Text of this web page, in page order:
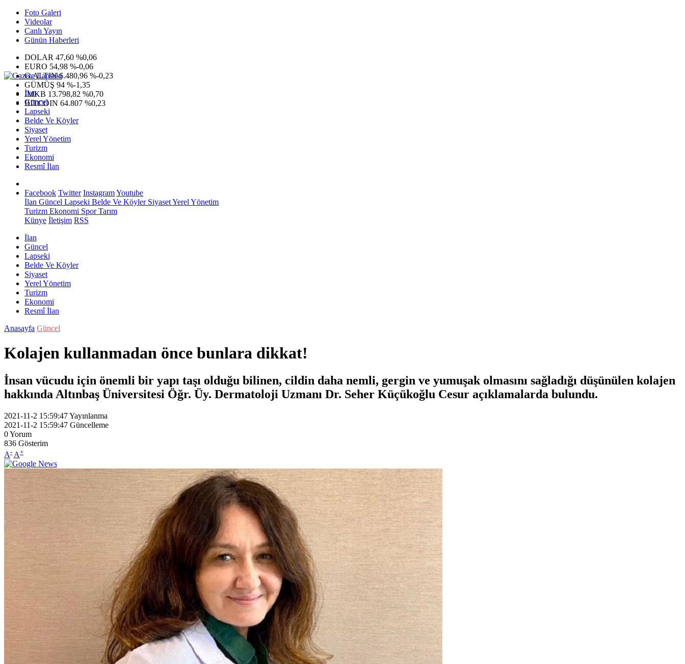
Foto Galeri
Videolar
Canlı Yayın
Günün Haberleri
DOLAR 47,60 %0,06
EURO 54,98 %-0,06
G.ALTIN6.480,96 %-0,23
GÜMÜŞ 94 %-1,35
IMKB 13.798,82 %0,70
BITCOIN 64.807 %0,23
İlan
Güncel
Lapseki
Belde Ve Köyler
Siyaset
Yerel Yönetim
Turizm
Ekonomi
Resmî İlan
Facebook Twitter InstagramYoutube
İlan Güncel Lapseki Belde Ve KöylerSiyasetYerel Yönetim
Turizm Ekonomi SporTarım
Künye İletişim RSS
İlan
Güncel
Lapseki
Belde Ve Köyler
Siyaset
Yerel Yönetim
Turizm
Ekonomi
Resmî İlan
Anasayfa Güncel
Kolajen kullanmadan önce bunlara dikkat!
İnsan vücudu için önemli bir yapı taşı olduğu bilinen, cildin daha nemli, gergin ve yumuşak olmasını sağladığı düşünülen kolajen
hakkında Altınbaş Üniversitesi Öğr. Üy. Dermatoloji Uzmanı Dr. Seher Küçükoğlu Cesur açıklamalarda bulundu.
2021-11-2 15:59:47Yayınlanma
2021-11-2 15:59:47 Güncelleme
0Yorum
836 Gösterim
A- A+